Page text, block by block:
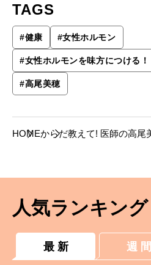
TAGS
#健康 #女性ホルモン
#女性ホルモンを味方につける！
#高尾美穂
HOMEからだ教えて! 医師の高尾美穂さん。更年期の女性ホ
人気ランキング
最 新 週 間